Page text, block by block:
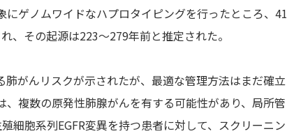
ゲノムワイドなハプロタイピングを行ったところ、41
、その起源は223～279年前と推定された。
肺がんリスクが示されたが、最適な管理方法はまだ確立
複数の原発性肺腺がんを有する可能性があり、局所管
細胞系列EGFR変異を持つ患者に対して、スクリーニン